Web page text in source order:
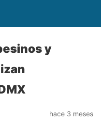
y
hace 3 meses